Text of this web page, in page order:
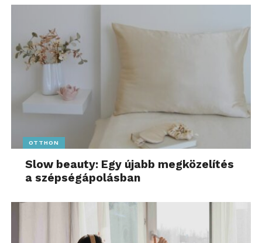
OTTHON
Slow beauty: Egy újabb megközelítés
a szépségápolásban